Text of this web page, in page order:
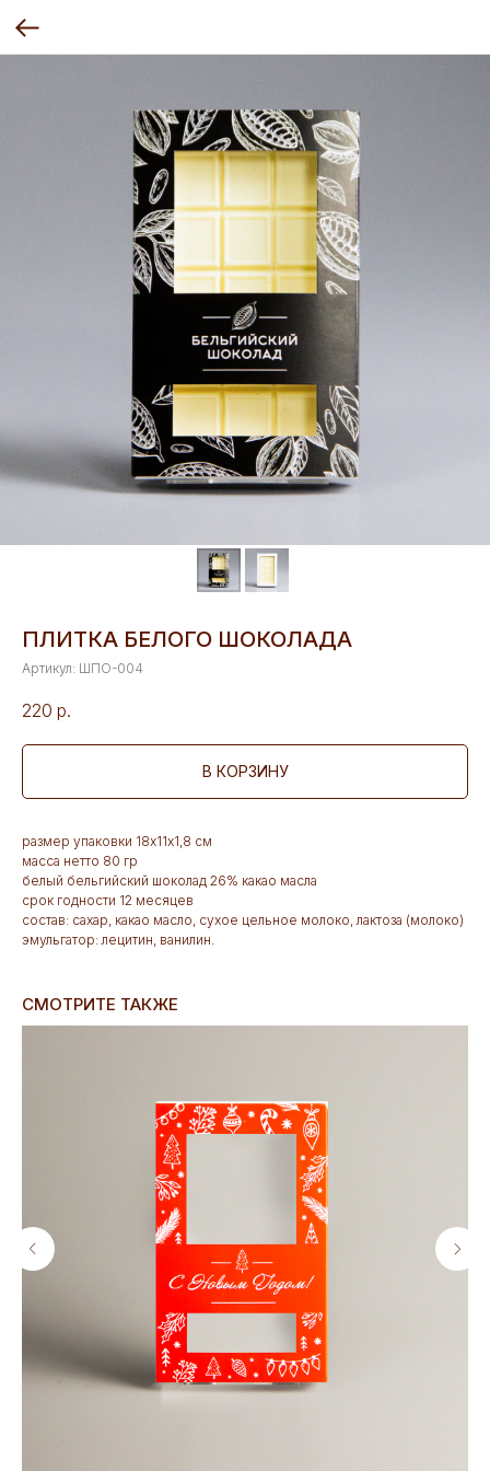
ПЛИТКА БЕЛОГО ШОКОЛАДА
Артикул: ШПО-004
220 р.
В КОРЗИНУ
размер упаковки 18х11х1,8 см
масса нетто 80 гр
белый бельгийский шоколад 26% какао масла
срок годности 12 месяцев
состав: сахар, какао масло, сухое цельное молоко, лактоза (молоко)
эмульгатор: лецитин, ванилин.
СМОТРИТЕ ТАКЖЕ